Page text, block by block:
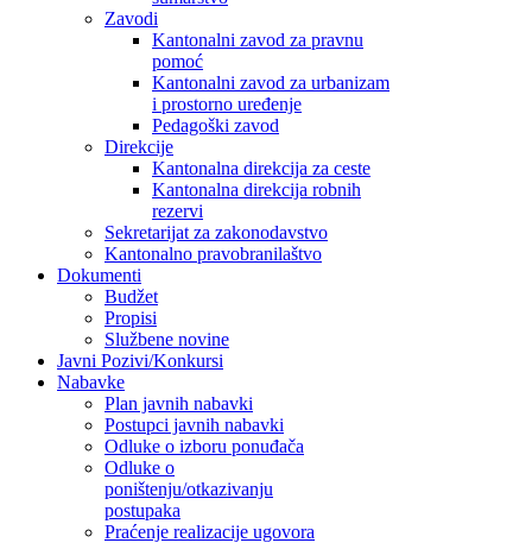
Zavodi
Kantonalni zavod za pravnu
pomoć
Kantonalni zavod za urbanizam
i prostorno uređenje
Pedagoški zavod
Direkcije
Kantonalna direkcija za ceste
Kantonalna direkcija robnih
rezervi
Sekretarijat za zakonodavstvo
Kantonalno pravobranilaštvo
Dokumenti
Budžet
Propisi
Službene novine
Javni Pozivi/Konkursi
Nabavke
Plan javnih nabavki
Postupci javnih nabavki
Odluke o izboru ponuđača
Odluke o
poništenju/otkazivanju
postupaka
Praćenje realizacije ugovora